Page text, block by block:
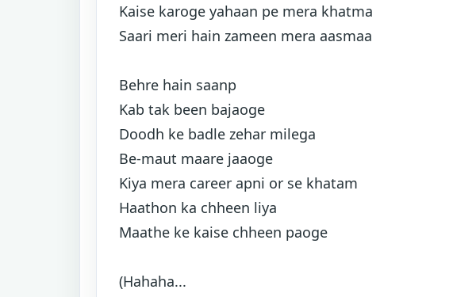
Kaise karoge yahaan pe mera khatma
Saari meri hain zameen mera aasmaa
Behre hain saanp
Kab tak been bajaoge
Doodh ke badle zehar milega
Be-maut maare jaaoge
Kiya mera career apni or se khatam
Haathon ka chheen liya
Maathe ke kaise chheen paoge
(Hahaha...